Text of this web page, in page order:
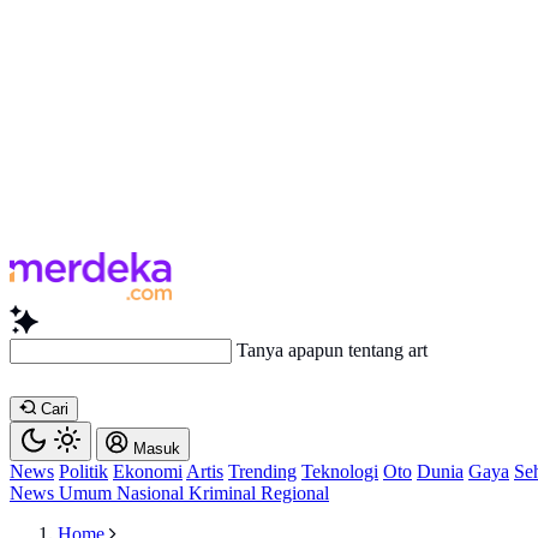
Tanya apapun tentang artikel ini...
Cari
Masuk
News Politik Ekonomi Artis Trending Teknologi Oto Dunia Gaya
News Umum Nasional Kriminal Regional
Home